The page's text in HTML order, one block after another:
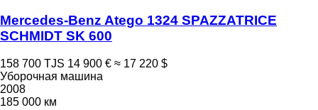
Mercedes-Benz Atego 1324 SPAZZATRICE
SCHMIDT SK 600
158 700 TJS 14 900 € ≈ 17 220 $
Уборочная машина
2008
185 000 км